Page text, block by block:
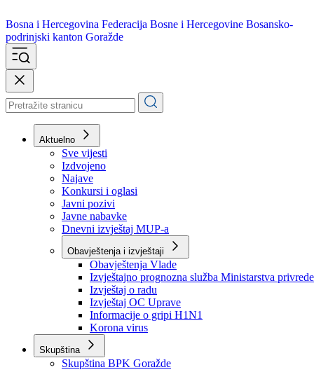
Bosna i Hercegovina
podrinjski kanton Goražde
Aktuelno
Sve vijesti
Izdvojeno
Najave
Konkursi i oglasi
Javni pozivi
Javne nabavke
Dnevni izvještaj MUP-a
Obavještenja i izvještaji
Obavještenja Vlade
Izvještajno prognozna služba Ministarstva privrede
Izvještaj o radu
Izvještaj OC Uprave
Informacije o gripi H1N1
Korona virus